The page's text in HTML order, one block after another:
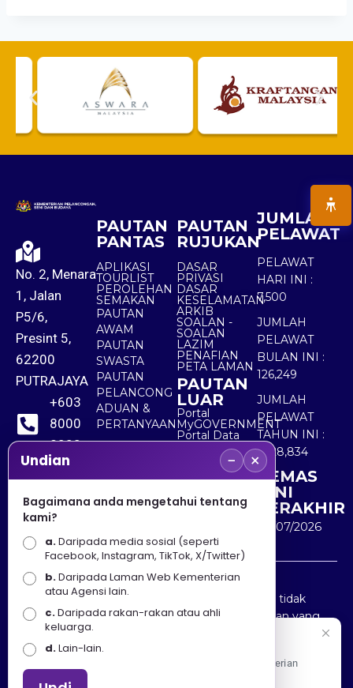
No. 2, Menara
1, Jalan
P5/6,
Presint 5,
62200
PUTRAJAYA
+603
8000
8000
+603
8891
7100
PAUTAN
PANTAS
APLIKASI
TOURLIST
PEROLEHAN
SEMAKAN
PAUTAN
AWAM
PAUTAN
SWASTA
PAUTAN
PELANCONG
ADUAN &
PERTANYAAN
PAUTAN
RUJUKAN
DASAR
PRIVASI
DASAR
KESELAMATAN
ARKIB
SOALAN -
SOALAN
LAZIM
PENAFIAN
PETA LAMAN
PAUTAN
LUAR
Portal
MyGOVERNMENT
Portal Data
Terbuka
Sektor Awam
JUMLAH
PELAWAT
PELAWAT
HARI INI :
7,500
JUMLAH
PELAWAT
BULAN INI :
126,249
JUMLAH
PELAWAT
TAHUN INI :
5,528,834
KEMAS
KINI
TERAKHIR
30/07/2026
Penafian : Kerajaan Malaysia dan Kementerian
Pelancongan Seni dan Budaya (MOTAC) adalah tidak
bertanggungjawab atas kehilangan atau kerugian yang
disebabkan oleh penggunaan mana-mana maklumat
yang diperolehi dari portal ini.
Undian − ×
Bagaimana anda mengetahui tentang
kami?
a.Daripada media sosial (seperti
Facebook, Instagram, TikTok, X/Twitter)
b.Daripada Laman Web Kementerian
atau Agensi lain.
c.Daripada rakan-rakan atau ahli
keluarga.
d.Lain-lain.
Apa Khabar! Selamat datang ke Portal Rasmi Kementerian
Pelancongan, Seni dan Budaya